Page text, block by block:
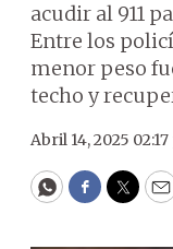
acudir al 911
Entre los
menor peso
techo y
Abril 14, 2025 02:17
WhatsApp